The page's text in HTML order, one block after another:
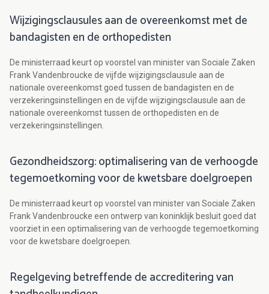
Wijzigingsclausules aan de overeenkomst met de
bandagisten en de orthopedisten
De ministerraad keurt op voorstel van minister van Sociale Zaken
Frank Vandenbroucke de vijfde wijzigingsclausule aan de
nationale overeenkomst goed tussen de bandagisten en de
verzekeringsinstellingen en de vijfde wijzigingsclausule aan de
nationale overeenkomst tussen de orthopedisten en de
verzekeringsinstellingen.
Gezondheidszorg: optimalisering van de verhoogde
tegemoetkoming voor de kwetsbare doelgroepen
De ministerraad keurt op voorstel van minister van Sociale Zaken
Frank Vandenbroucke een ontwerp van koninklijk besluit goed dat
voorziet in een optimalisering van de verhoogde tegemoetkoming
voor de kwetsbare doelgroepen.
Regelgeving betreffende de accreditering van